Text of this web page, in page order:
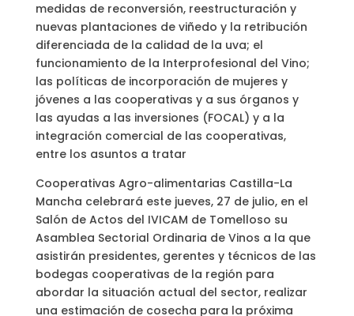
medidas de reconversión, reestructuración y
nuevas plantaciones de viñedo y la retribución
diferenciada de la calidad de la uva; el
funcionamiento de la Interprofesional del Vino;
las políticas de incorporación de mujeres y
jóvenes a las cooperativas y a sus órganos y
las ayudas a las inversiones (FOCAL) y a la
integración comercial de las cooperativas,
entre los asuntos a tratar
Cooperativas Agro-alimentarias Castilla-La
Mancha celebrará este jueves, 27 de julio, en el
Salón de Actos del IVICAM de Tomelloso su
Asamblea Sectorial Ordinaria de Vinos a la que
asistirán presidentes, gerentes y técnicos de las
bodegas cooperativas de la región para
abordar la situación actual del sector, realizar
una estimación de cosecha para la próxima